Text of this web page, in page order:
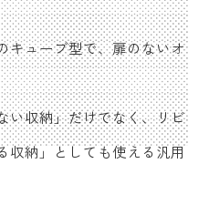
キューブ型で、扉のないオ
い収納」だけでなく、リビ
収納」としても使える汎用